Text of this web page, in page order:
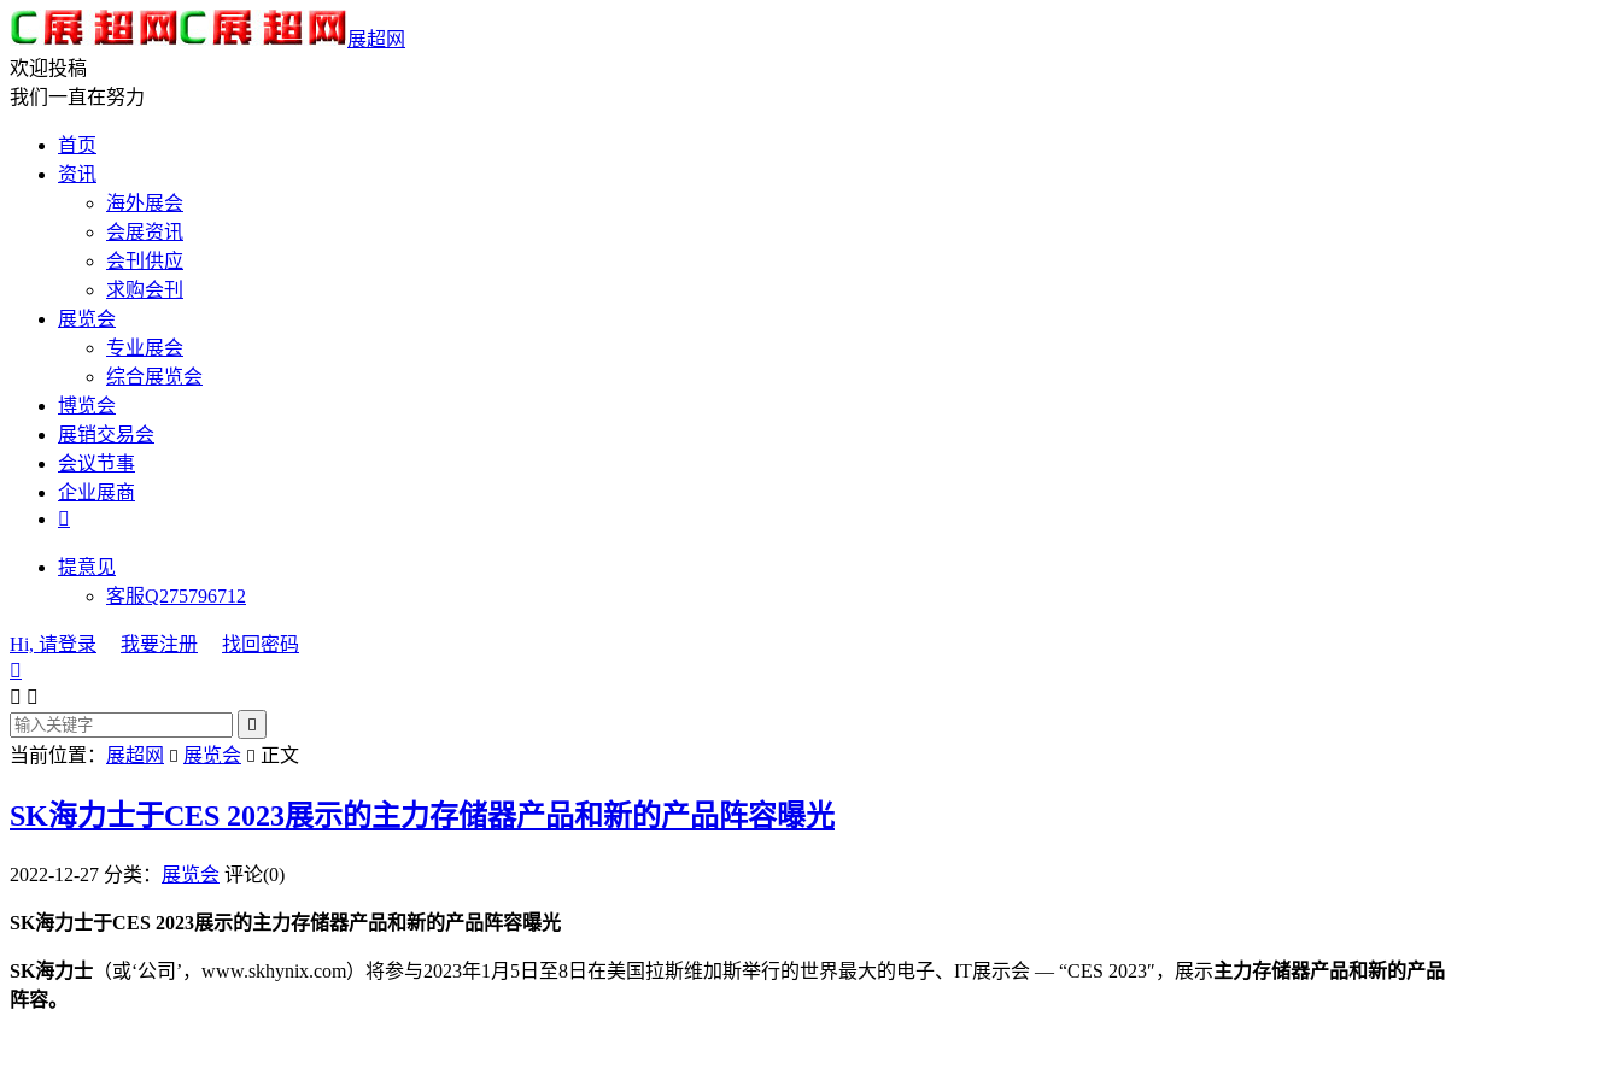
展超网
欢迎投稿
我们一直在努力
首页
资讯
海外展会
会展资讯
会刊供应
求购会刊
展览会
专业展会
综合展览会
博览会
展销交易会
会议节事
企业展商

提意见
客服Q275796712
Hi, 请登录 我要注册
找回密码

 

当前位置： 展超网  展览会  正文
SK海力士于CES 2023展示的主力存储器产品和新的产品阵容曝光
2022-12-27 分类： 展览会 评论(0)
SK海力士于CES 2023展示的主力存储器产品和新的产品阵容曝光
SK海力士 （或‘公司’，www.skhynix.com）将参与2023年1月5日至8日在美国拉斯维加斯举行的世界最大的电子、IT展示会 — “CES 2023″，展示主力存储器产品和新的产品
阵容。